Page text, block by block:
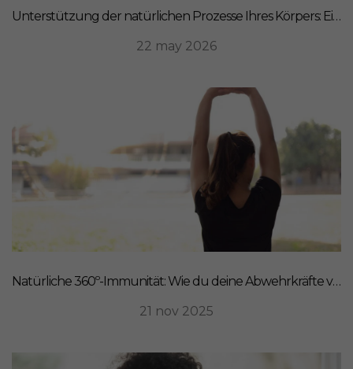
Unterstützung der natürlichen Prozesse Ihres Körpers: Ein ganzheitlicher Ansatz für Ernährung
22 may 2026
Natürliche 360º-Immunität: Wie du deine Abwehrkräfte von innen stärkst
21 nov 2025